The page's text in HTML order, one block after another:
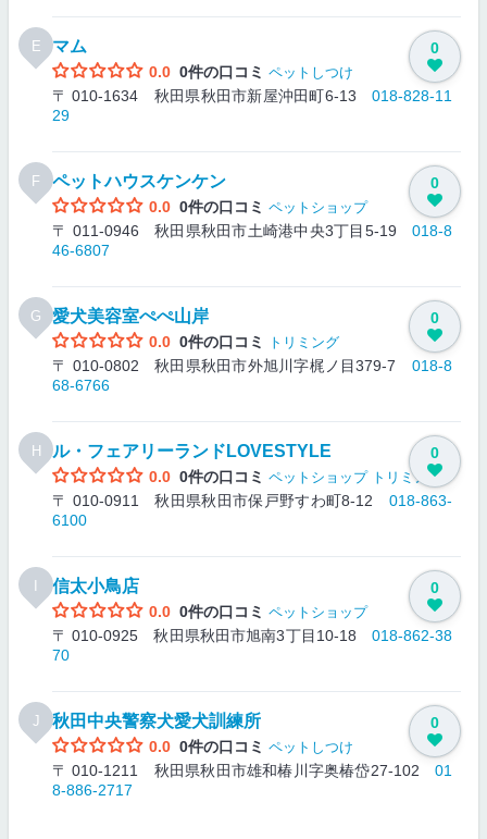
E マム
0.0 0件の口コミ ペットしつけ
〒 010-1634 秋田県秋田市新屋沖田町6-13 018-828-11
29
0
F ペットハウスケンケン
0.0 0件の口コミ ペットショップ
〒 011-0946 秋田県秋田市土崎港中央3丁目5-19 018-8
46-6807
0
G 愛犬美容室ぺぺ山岸
0.0 0件の口コミ トリミング
〒 010-0802 秋田県秋田市外旭川字梶ノ目379-7 018-8
68-6766
0
H ル・フェアリーランドLOVESTYLE
0.0 0件の口コミ ペットショップ トリミング
〒 010-0911 秋田県秋田市保戸野すわ町8-12 018-863-
6100
0
信太小鳥店
0.0 0件の口コミ ペットショップ
〒 010-0925 秋田県秋田市旭南3丁目10-18 018-862-38
70
0
J 秋田中央警察犬愛犬訓練所
0.0 0件の口コミ ペットしつけ
〒 010-1211 秋田県秋田市雄和椿川字奥椿岱27-102 01
8-886-2717
0